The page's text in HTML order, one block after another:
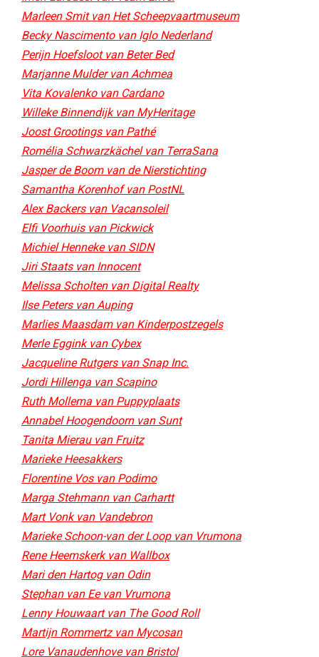
Marleen Smit van Het Scheepvaartmuseum
Becky Nascimento van Iglo Nederland
Perijn Hoefsloot van Beter Bed​
Marjanne Mulder van Achmea
Vita Kovalenko van Cardano
Willeke Binnendijk van MyHeritage
Joost Grootings van Pathé
Romélia Schwarzkächel van TerraSana
Jasper de Boom van de Nierstichting
Samantha Korenhof van PostNL
Alex Backers van Vacansoleil
Elfi Voorhuis van Pickwick
Michiel Henneke van SIDN
Jiri Staats van Innocent
Melissa Scholten van Digital Realty
Ilse Peters van Auping
Marlies Maasdam van Kinderpostzegels
Merle Eggink van Cybex
Jacqueline Rutgers van Snap Inc.
Jordi Hillenga van Scapino
Ruth Mollema van Puppyplaats
Annabel Hoogendoorn van Sunt​
Tanita Mierau van Fruitz
Marieke Heesakkers
Florentine Vos van Podimo
Marga Stehmann van Carhartt
Mart Vonk van Vandebron
Marieke Schoon-van der Loop van Vrumona
Rene Heemskerk van Wallbox
Mari den Hartog van Odin
Stephan van Ee van Vrumona
Lenny Houwaart van The Good Roll
Martijn Rommertz van Mycosan​
Lore Vanaudenhove van Bristol